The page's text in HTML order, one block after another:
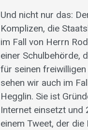
Und nicht nur das:
Komplizen, die
im Fall von Herrn
einer Schulbehörde,
für seinen freiwilligen
sehen wir auch im
Hegglin. Sie ist
Internet einsetzt und
einem Tweet, der